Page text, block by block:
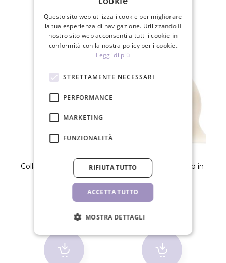
PRODOTTI CORRELATI
Colla extension ciglia JET
BLACK
21,50 €
3M Microfoam nastro in
schiuma 25mm
5,70 €
Questo sito web utilizza i cookie per migliorare
la tua esperienza di navigazione. Utilizzando il
nostro sito web acconsenti a tutti i cookie in
conformità con la nostra policy per i cookie.
Leggi di più
STRETTAMENTE NECESSARI
PERFORMANCE
MARKETING
FUNZIONALITÀ
ACCETTA TUTTO
RIFIUTA TUTTO
MOSTRA DETTAGLI